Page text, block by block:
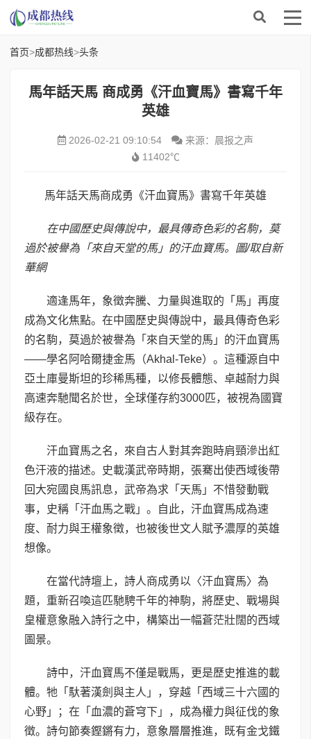
首页>成都热线>头条
馬年話天馬 商成勇《汗血寶馬》書寫千年
英雄
2026-02-21 09:10:54
来源：晨报之声
11402℃
馬年話天馬商成勇《汗血寶馬》書寫千年英雄
在中國歷史與傳說中，最具傳奇色彩的名駒，莫
過於被譽為「來自天堂的馬」的汗血寶馬。圖/取自新
華網
適逢馬年，象徵奔騰、力量與進取的「馬」再度
成為文化焦點。在中國歷史與傳說中，最具傳奇色彩
的名駒，莫過於被譽為「來自天堂的馬」的汗血寶馬
——學名阿哈爾捷金馬（Akhal-Teke）。這種源自中
亞土庫曼斯坦的珍稀馬種，以修長體態、卓越耐力與
高速奔馳聞名於世，全球僅存約3000匹，被視為國寶
級存在。
汗血寶馬之名，來自古人對其奔跑時肩頸滲出紅
色汗液的描述。史載漢武帝時期，張騫出使西域後帶
回大宛國良馬訊息，武帝為求「天馬」不惜發動戰
事，史稱「汗血馬之戰」。自此，汗血寶馬成為速
度、耐力與王權象徵，也被後世文人賦予濃厚的英雄
想像。
在當代詩壇上，詩人商成勇以〈汗血寶馬〉為
題，重新召喚這匹馳騁千年的神駒，將歷史、戰場與
皇權意象融入詩行之中，構築出一幅蒼茫壯闊的西域
圖景。
詩中，汗血寶馬不僅是戰馬，更是歷史推進的載
體。牠「馱著漢劍與主人」，穿越「西域三十六國的
心野」；在「血濃的蒼穹下」，成為權力與征伐的象
徵。詩句節奏鏗鏘有力，意象層層推進，既有金戈鐵